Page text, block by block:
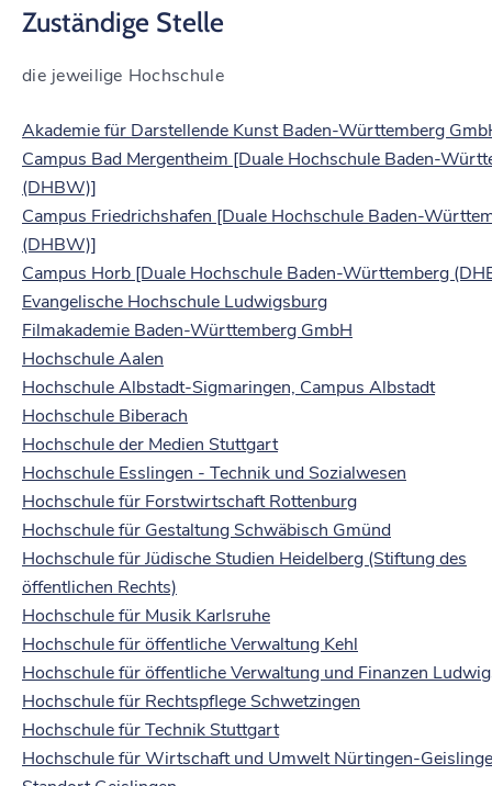
Zuständige Stelle
die jeweilige Hochschule
Akademie für Darstellende Kunst Baden-Württemberg
Campus Bad Mergentheim [Duale Hochschule Baden-
(DHBW)]
Campus Friedrichshafen [Duale Hochschule Baden-
(DHBW)]
Campus Horb [Duale Hochschule Baden-Württemberg
Evangelische Hochschule Ludwigsburg
Filmakademie Baden-Württemberg GmbH
Hochschule Aalen
Hochschule Albstadt-Sigmaringen, Campus Albstadt
Hochschule Biberach
Hochschule der Medien Stuttgart
Hochschule Esslingen - Technik und Sozialwesen
Hochschule für Forstwirtschaft Rottenburg
Hochschule für Gestaltung Schwäbisch Gmünd
Hochschule für Jüdische Studien Heidelberg (Stiftung des
öffentlichen Rechts)
Hochschule für Musik Karlsruhe
Hochschule für öffentliche Verwaltung Kehl
Hochschule für öffentliche Verwaltung und Finanzen
Hochschule für Rechtspflege Schwetzingen
Hochschule für Technik Stuttgart
Hochschule für Wirtschaft und Umwelt Nürtingen-